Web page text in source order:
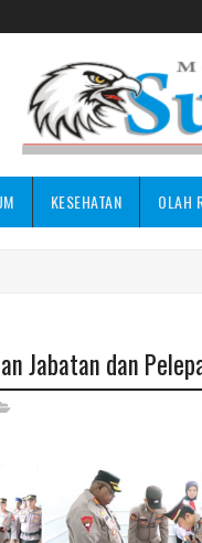
KESEHATAN OLAH
Jabatan dan